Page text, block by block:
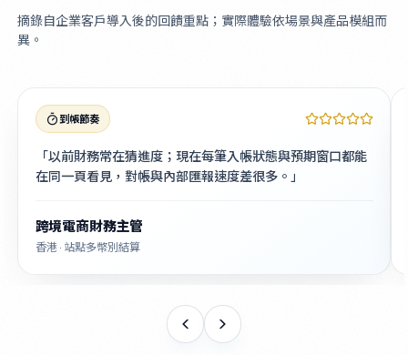
摘錄自企業客戶導入後的回饋重點；實際體驗依場景與產品模組而
異。
到帳節奏
「以前財務常在猜進度；現在每筆入帳狀態與預期窗口都能
在同一頁看見，對帳與內部匯報速度差很多。」
跨境電商財務主管
香港 · 站點多幣別結算